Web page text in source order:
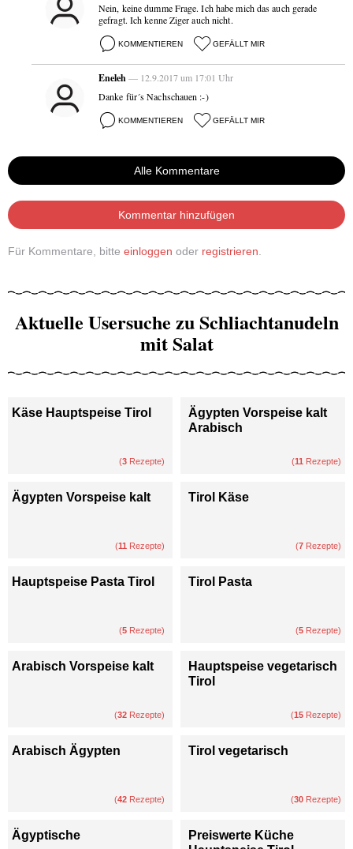
Nein, keine dumme Frage. Ich habe mich das auch gerade
gefragt. Ich kenne Ziger auch nicht.
KOMMENTIEREN GEFÄLLT MIR
Eneleh— 12.9.2017 um 17:01 Uhr
Danke für´s Nachschauen :-)
KOMMENTIEREN GEFÄLLT MIR
Alle Kommentare
Kommentar hinzufügen
Für Kommentare, bitte einloggen oder registrieren
Aktuelle Usersuche zu Schliachtanudeln
mit Salat
Käse Hauptspeise Tirol
(3 Rezepte)
Ägypten Vorspeise kalt
Arabisch
(11 Rezepte)
Ägypten Vorspeise kalt
(11 Rezepte)
Tirol Käse
(7 Rezepte)
Hauptspeise Pasta Tirol
(5 Rezepte)
Tirol Pasta
(5 Rezepte)
Arabisch Vorspeise kalt
(32 Rezepte)
Hauptspeise vegetarisch
Tirol
(15 Rezepte)
Arabisch Ägypten
(42 Rezepte)
Tirol vegetarisch
(30 Rezepte)
Ägyptische
Preiswerte Küche